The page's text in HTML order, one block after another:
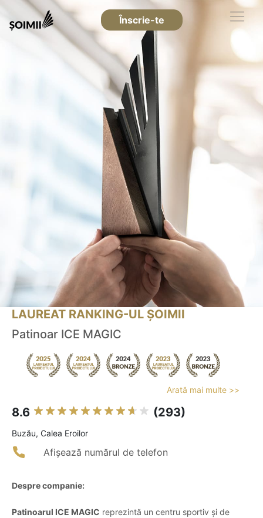
Înscrie-te
LAUREAT RANKING-UL ȘOIMII
Patinoar ICE MAGIC
Arată mai multe >>
8.6 (293)
Buzău, Calea Eroilor
Afișează numărul de telefon
Despre companie:
Patinoarul ICE MAGIC reprezintă un centru sportiv și de